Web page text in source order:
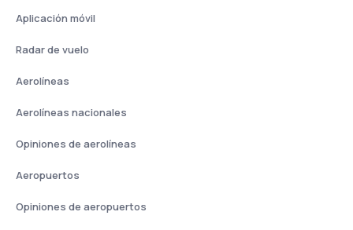
Aplicación móvil
Radar de vuelo
Aerolíneas
Aerolíneas nacionales
Opiniones de aerolíneas
Aeropuertos
Opiniones de aeropuertos